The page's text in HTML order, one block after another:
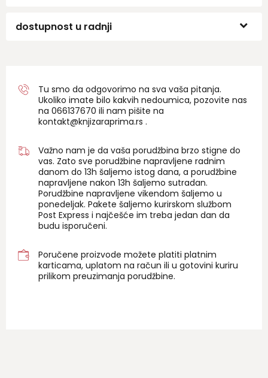
dostupnost u radnji
Tu smo da odgovorimo na sva vaša pitanja.
Ukoliko imate bilo kakvih nedoumica, pozovite nas
na 066137670 ili nam pišite na
kontakt@knjizaraprima.rs .
Važno nam je da vaša porudžbina brzo stigne do
vas. Zato sve porudžbine napravljene radnim
danom do 13h šaljemo istog dana, a porudžbine
napravljene nakon 13h šaljemo sutradan.
Porudžbine napravljene vikendom šaljemo u
ponedeljak. Pakete šaljemo kurirskom službom
Post Express i najčešće im treba jedan dan da
budu isporučeni.
Poručene proizvode možete platiti platnim
karticama, uplatom na račun ili u gotovini kuriru
prilikom preuzimanja porudžbine.